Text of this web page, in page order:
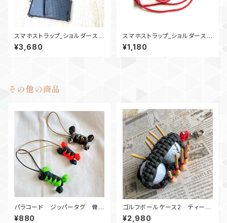
スマホストラップ_ショルダースト
ラップ_28ウッドビーズ_緑赤カ
ーキグレー
¥3,680
スマホストラップ_ショルダースト
ラップ_SineWave_YR
¥1,180
その他の商品
パラコード ジッパータグ 骨
骨 カラーランダム3個1セット
¥880
ゴルフボールケース2 ティーホ
ルダー GR2
¥2,980